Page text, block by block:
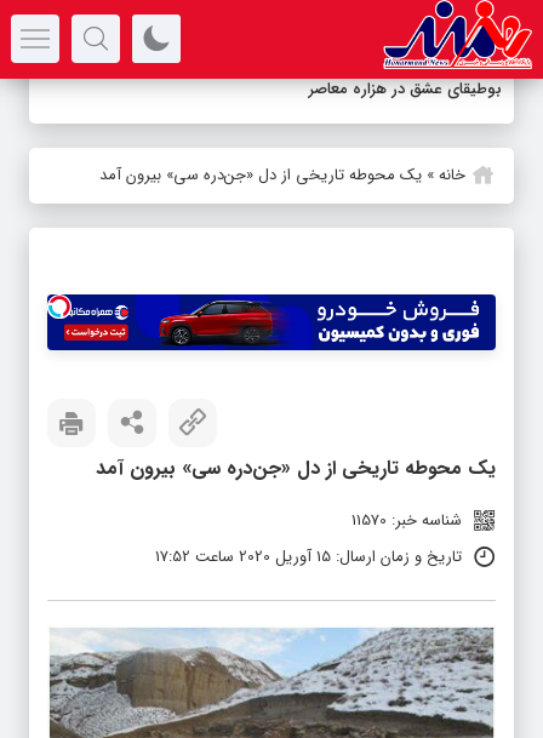
بوطیقای عشق در هزاره معاصر
خانه» یک محوطه تاریخی از دل «جن‌دره‌ سی» بیرون آمد
یک محوطه تاریخی از دل «جن‌دره‌ سی» بیرون آمد
شناسه خبر: 11570
تاریخ و زمان ارسال: 15 آوریل 2020 ساعت 17:52